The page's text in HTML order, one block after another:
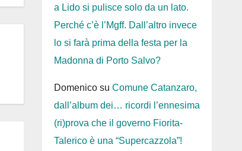
a Lido si pulisce solo da un lato.
Perché c’è l’Mgff. Dall’altro invece
lo si farà prima della festa per la
Madonna di Porto Salvo?
Domenicosu Comune Catanzaro,
dall’album dei… ricordi l’ennesima
(ri)prova che il governo Fiorita-
Talerico è una “Supercazzola”!